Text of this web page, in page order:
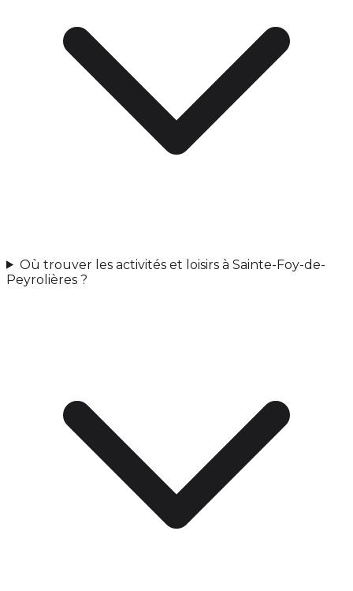
Où trouver les activités et loisirs à Sainte-Foy-de-
Peyrolières ?